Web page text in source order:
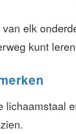
van elk
kunt
lichaamstaal